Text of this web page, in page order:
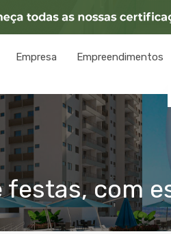
Empresa Empreendimentos
festas, com